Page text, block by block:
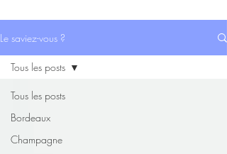
Le saviez-vous ?
Tous les posts
Bordeaux
Champagne
Tous les posts